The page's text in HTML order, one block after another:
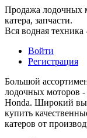
Продажа лодочных
катера, запчасти.
Вся водная
Войти
Регистрация
Большой
лодочных моторов -
Honda. Широкий
купить
катеров от